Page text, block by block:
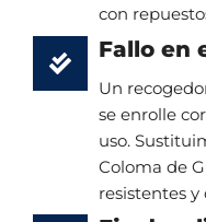
con
Fallo en
Un
se enrolle
uso.
Coloma de
resistentes y